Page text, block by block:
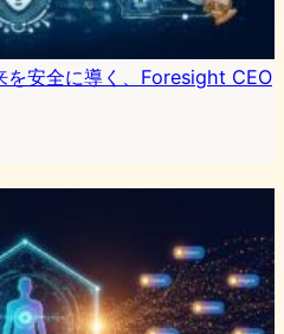
を安全に導く、Foresight CEO